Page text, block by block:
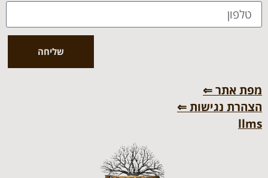
שליחה
מפת אתר ⇐
הצהרת נגישות ⇐
llms